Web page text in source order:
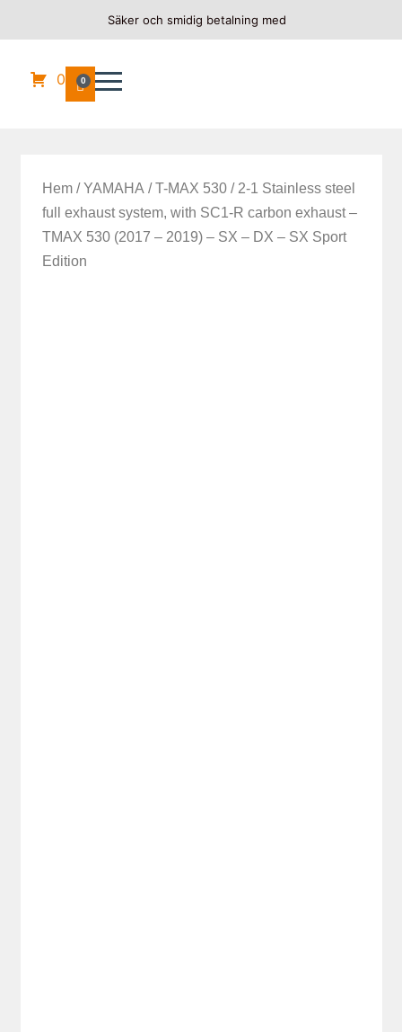
Säker och smidig betalning med
0 0
Hem/YAMAHA /T-MAX 530/ 2-1 Stainless steel
full exhaust system, with SC1-R carbon exhaust –
TMAX 530 (2017 – 2019) – SX – DX – SX Sport
Edition